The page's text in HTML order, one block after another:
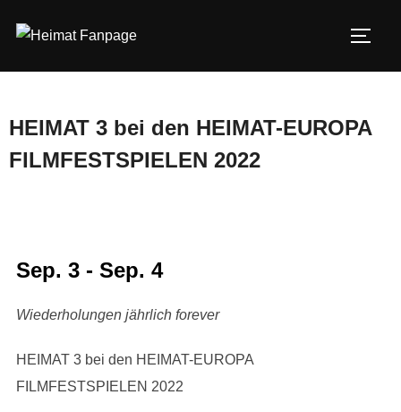
Inhalt
HEIMAT 3 bei den HEIMAT-EUROPA
FILMFESTSPIELEN 2022
Sep. 3 - Sep. 4
Wiederholungen jährlich forever
HEIMAT 3 bei den HEIMAT-EUROPA
FILMFESTSPIELEN 2022